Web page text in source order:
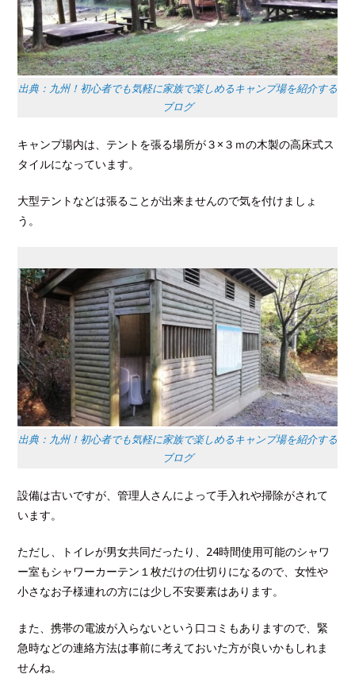
出典：九州！初心者でも気軽に家族で楽しめるキャンプ場を紹介する
ブログ
キャンプ場内は、テントを張る場所が３×３ｍの木製の高床式ス
タイルになっています。
大型テントなどは張ることが出来ませんので気を付けましょ
う。
出典：九州！初心者でも気軽に家族で楽しめるキャンプ場を紹介する
ブログ
設備は古いですが、管理人さんによって手入れや掃除がされて
います。
ただし、トイレが男女共同だったり、24時間使用可能のシャワ
ー室もシャワーカーテン１枚だけの仕切りになるので、女性や
小さなお子様連れの方には少し不安要素はあります。
また、携帯の電波が入らないという口コミもありますので、緊
急時などの連絡方法は事前に考えておいた方が良いかもしれま
せんね。